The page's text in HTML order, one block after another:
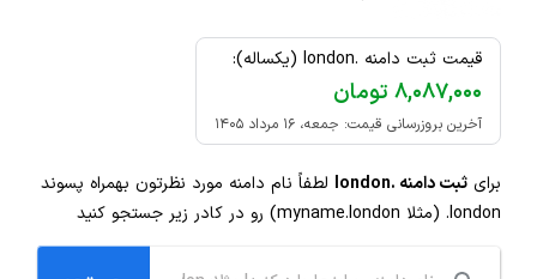
قیمت ثبت دامنه .london (یکساله):
۸,۰۸۷,۰۰۰ تومان
آخرین بروزرسانی قیمت: جمعه، ۱۶ مرداد ۱۴۰۵
برای ثبت دامنه .london
لطفاً نام دامنه مورد نظرتون بهمراه پسوند
.london (مثلا myname.london) رو در کادر زیر جستجو کنید